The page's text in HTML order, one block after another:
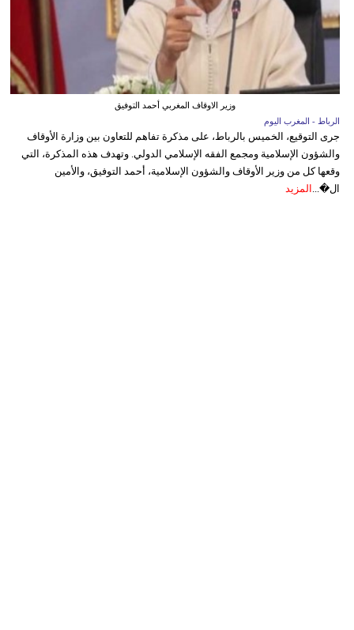
وزير الاوقاف المغربي أحمد التوفيق
الرباط - المغرب اليوم
جرى التوقيع، الخميس بالرباط، على مذكرة تفاهم للتعاون بين وزارة الأوقاف
والشؤون الإسلامية ومجمع الفقه الإسلامي الدولي. وتهدف هذه المذكرة، التي
وقعها كل من وزير الأوقاف والشؤون الإسلامية، أحمد التوفيق، والأمين
ال�... المزيد